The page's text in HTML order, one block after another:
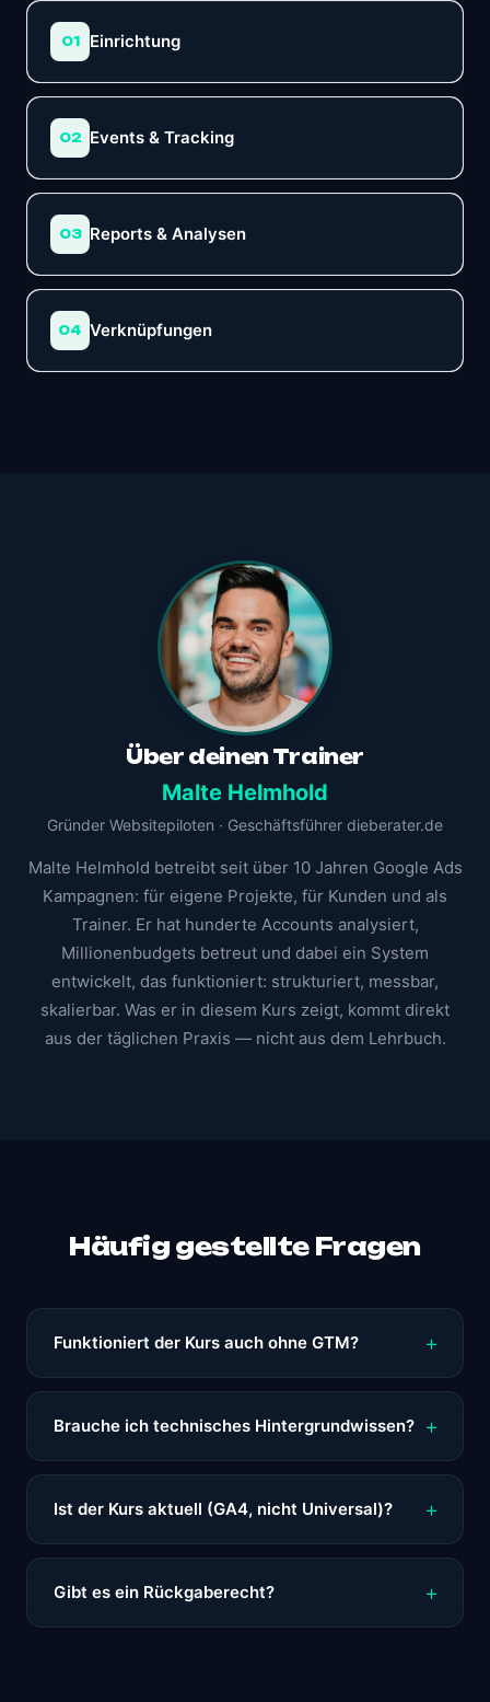
01 Einrichtung
02 Events & Tracking
03 Reports & Analysen
04 Verknüpfungen
Über deinen Trainer
Malte Helmhold
Gründer Websitepiloten · Geschäftsführer dieberater.de
Malte Helmhold betreibt seit über 10 Jahren Google Ads
Kampagnen: für eigene Projekte, für Kunden und als
Trainer. Er hat hunderte Accounts analysiert,
Millionenbudgets betreut und dabei ein System
entwickelt, das funktioniert: strukturiert, messbar,
skalierbar. Was er in diesem Kurs zeigt, kommt direkt
aus der täglichen Praxis — nicht aus dem Lehrbuch.
Häufig gestellte Fragen
Funktioniert der Kurs auch ohne GTM?
Brauche ich technisches Hintergrundwissen?
Ist der Kurs aktuell (GA4, nicht Universal)?
Gibt es ein Rückgaberecht?